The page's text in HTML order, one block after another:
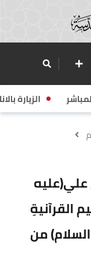
الزيارة
علي(عليه
القرآنيةِ
من